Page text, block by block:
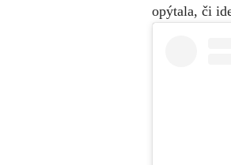
opýtala, či